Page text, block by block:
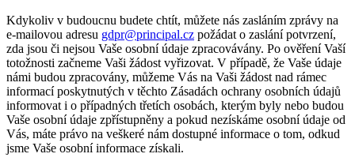
Kdykoliv v budoucnu budete chtít, můžete nás zasláním zprávy na
e-mailovou adresu gdpr@principal.cz požádat o zaslání potvrzení,
zda jsou či nejsou Vaše osobní údaje zpracovávány. Po ověření Vaší
totožnosti začneme Vaši žádost vyřizovat. V případě, že Vaše údaje
námi budou zpracovány, můžeme Vás na Vaši žádost nad rámec
informací poskytnutých v těchto Zásadách ochrany osobních údajů
informovat i o případných třetích osobách, kterým byly nebo budou
Vaše osobní údaje zpřístupněny a pokud nezískáme osobní údaje od
Vás, máte právo na veškeré nám dostupné informace o tom, odkud
jsme Vaše osobní informace získali.